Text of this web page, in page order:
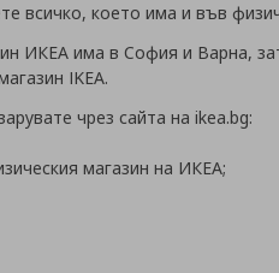
всичко, което има и във
ИКЕА има в София и Варна,
IKEA.
чрез сайта на ikea.bg:
магазин на ИКЕА;